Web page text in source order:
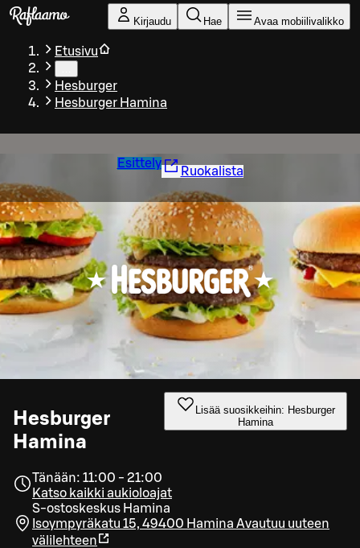
Siirry pääsisältöön
Kirjaudu Hae Avaa mobiilivalikko
Etusivu
Hesburger
Hesburger Hamina
Esittely
Ruokalista
Hesburger
Hamina
Lisää suosikkeihin: Hesburger
Hamina
Tänään: 11:00 - 21:00
Katso kaikki aukioloajat
S-ostoskeskus Hamina
Isoympyräkatu 15, 49400 Hamina Avautuu uuteen
välilehteen